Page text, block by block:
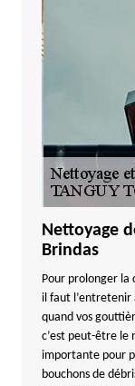
Nettoyage
Brindas
Pour prolonger la
il faut l’entretenir
quand vos
c’est peut-être le
importante pour
bouchons de